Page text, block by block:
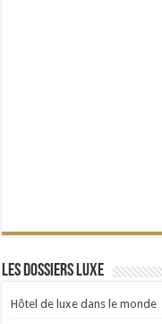
Les dossiers Luxe
Hôtel de luxe dans le monde